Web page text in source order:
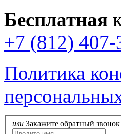
Бесплатная
+7 (812) 407-
Политика
или Закажите обратный звонок